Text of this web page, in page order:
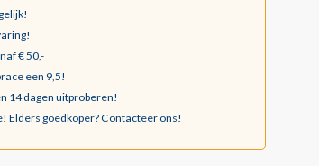
€ 50,-
een 9,5!
14 dagen uitproberen!
Elders goedkoper? Contacteer ons!